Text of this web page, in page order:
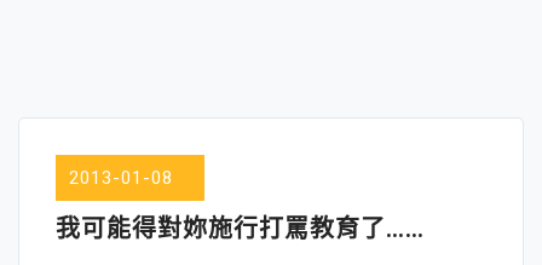
2013-01-08
我可能得對妳施行打罵教育了……